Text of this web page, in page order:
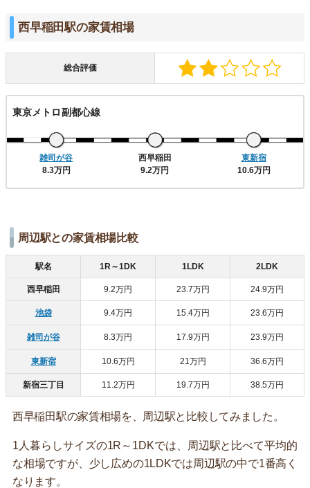
西早稲田駅の家賃相場
総合評価
東京メトロ副都心線
雑司が谷
8.3万円
西早稲田
9.2万円
東新宿
10.6万円
周辺駅との家賃相場比較
駅名 1R～1DK 1LDK 2LDK
西早稲田 9.2万円 23.7万円 24.9万円
池袋 9.4万円 15.4万円 23.6万円
雑司が谷 8.3万円 17.9万円 23.9万円
東新宿 10.6万円 21万円 36.6万円
新宿三丁目 11.2万円 19.7万円 38.5万円
西早稲田駅の家賃相場を、周辺駅と比較してみました。
1人暮らしサイズの1R～1DKでは、周辺駅と比べて平均的
な相場ですが、少し広めの1LDKでは周辺駅の中で1番高く
なります。